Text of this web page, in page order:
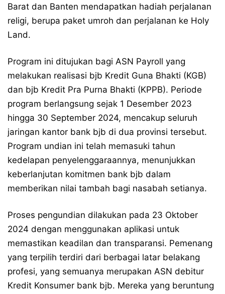
Barat dan Banten mendapatkan hadiah perjalanan
religi, berupa paket umroh dan perjalanan ke Holy
Land.
Program ini ditujukan bagi ASN Payroll yang
melakukan realisasi bjb Kredit Guna Bhakti (KGB)
dan bjb Kredit Pra Purna Bhakti (KPPB). Periode
program berlangsung sejak 1 Desember 2023
hingga 30 September 2024, mencakup seluruh
jaringan kantor bank bjb di dua provinsi tersebut.
Program undian ini telah memasuki tahun
kedelapan penyelenggaraannya, menunjukkan
keberlanjutan komitmen bank bjb dalam
memberikan nilai tambah bagi nasabah setianya.
Proses pengundian dilakukan pada 23 Oktober
2024 dengan menggunakan aplikasi untuk
memastikan keadilan dan transparansi. Pemenang
yang terpilih terdiri dari berbagai latar belakang
profesi, yang semuanya merupakan ASN debitur
Kredit Konsumer bank bjb. Mereka yang beruntung